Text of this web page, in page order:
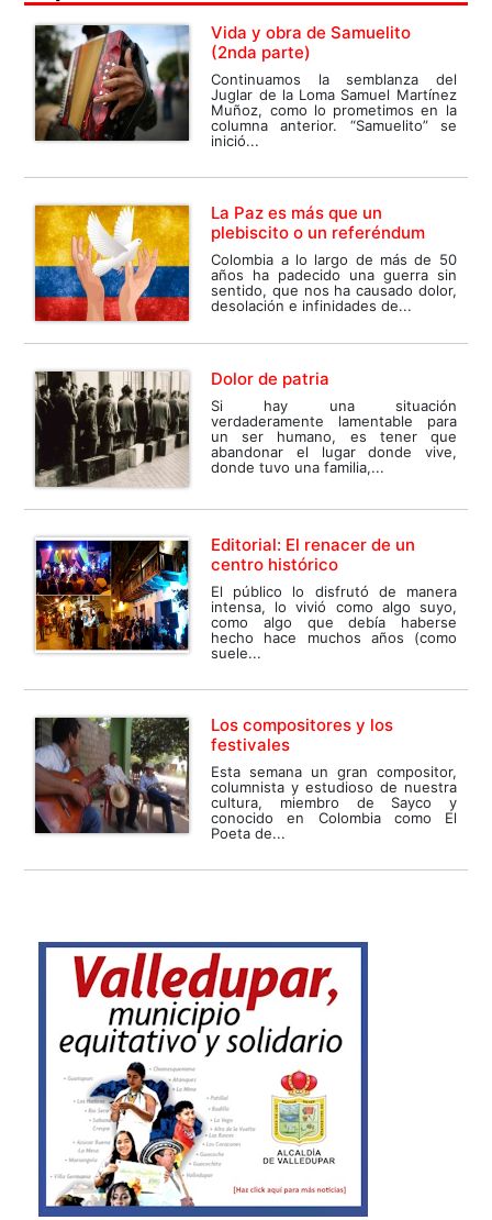
Vida y obra de Samuelito
(2nda parte)
Continuamos la semblanza del
Juglar de la Loma Samuel Martínez
Muñoz, como lo prometimos en la
columna anterior. “Samuelito” se
inició...
La Paz es más que un
plebiscito o un referéndum
Colombia a lo largo de más de 50
años ha padecido una guerra sin
sentido, que nos ha causado dolor,
desolación e infinidades de...
Dolor de patria
Si hay una situación
verdaderamente lamentable para
un ser humano, es tener que
abandonar el lugar donde vive,
donde tuvo una familia,...
Editorial: El renacer de un
centro histórico
El público lo disfrutó de manera
intensa, lo vivió como algo suyo,
como algo que debía haberse
hecho hace muchos años (como
suele...
Los compositores y los
festivales
Esta semana un gran compositor,
columnista y estudioso de nuestra
cultura, miembro de Sayco y
conocido en Colombia como El
Poeta de...